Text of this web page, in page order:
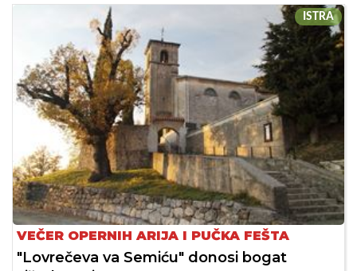
ISTRA
VEČER OPERNIH ARIJA I PUČKA FEŠTA
"Lovrečeva va Semiću" donosi bogat